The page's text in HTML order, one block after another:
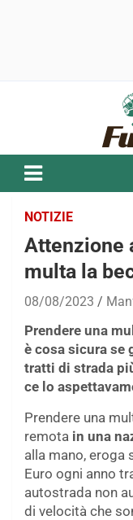
NOTIZIE
Attenzione
multa la
08/08/2023
Prendere una
è cosa sicura se
tratti di strada
ce lo
Prendere una
remota in una
alla mano, eroga
Euro ogni anno
autostrada non
di velocità che